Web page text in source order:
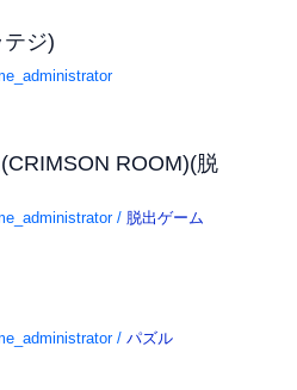
ジ)
ROOM)(脱
/ 脱出ゲーム
/パズル